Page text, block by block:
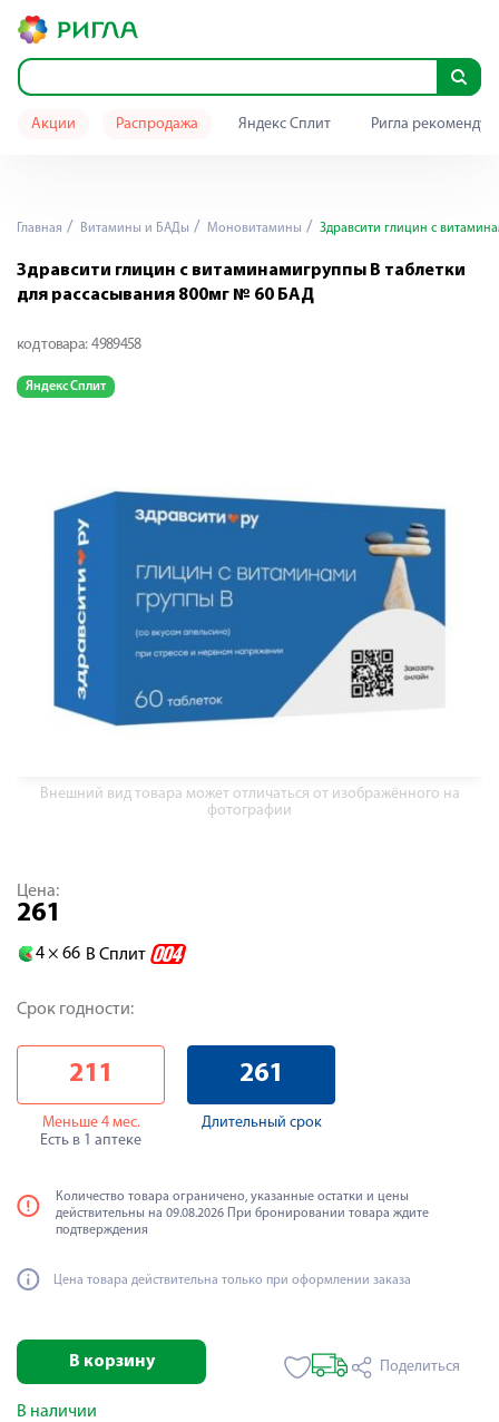
Акции Распродажа Яндекс Сплит Ригла
Главная Витамины и БАДы Моновитамины Здравсити глицин с
Здравсити глицин с витаминамигруппы В таблетки
для рассасывания 800мг № 60 БАД
код товара: 4989458
Яндекс Сплит
Внешний вид товара может отличаться от изображённого на
фотографии
Цена:
261
4 × 66 В Сплит
Срок годности:
211
Меньше 4 мес.
Есть в 1 аптеке
261
Длительный срок
Количество товара ограничено, указанные остатки и цены
действительны на 09.08.2026 При бронировании товара ждите
подтверждения
Цена товара действительна только при оформлении заказа
В корзину Поделиться
В наличии